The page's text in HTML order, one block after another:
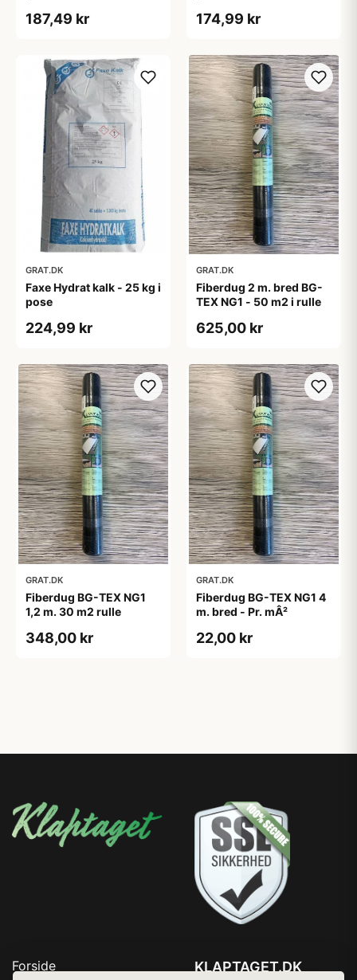
187,49 kr 174,99 kr
GRAT.DK
Faxe Hydrat kalk - 25 kg i
pose
224,99 kr
GRAT.DK
Fiberdug 2 m. bred BG-
TEX NG1 - 50 m2 i rulle
625,00 kr
GRAT.DK
Fiberdug BG-TEX NG1
1,2 m. 30 m2 rulle
348,00 kr
GRAT.DK
Fiberdug BG-TEX NG1 4
m. bred - Pr. mÂ²
22,00 kr
Forside
KLAPTAGET.DK